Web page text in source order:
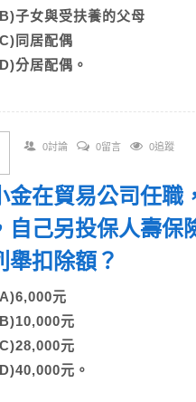
子女與受扶養的父母
同居配偶
分居配偶。
0討論 0留言 0追蹤
金在貿易公司任
自己另投保人壽保
舉扣除額？
元
元
元
元。